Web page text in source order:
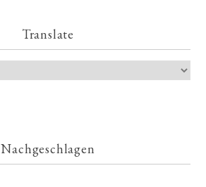
Translate
Nachgeschlagen